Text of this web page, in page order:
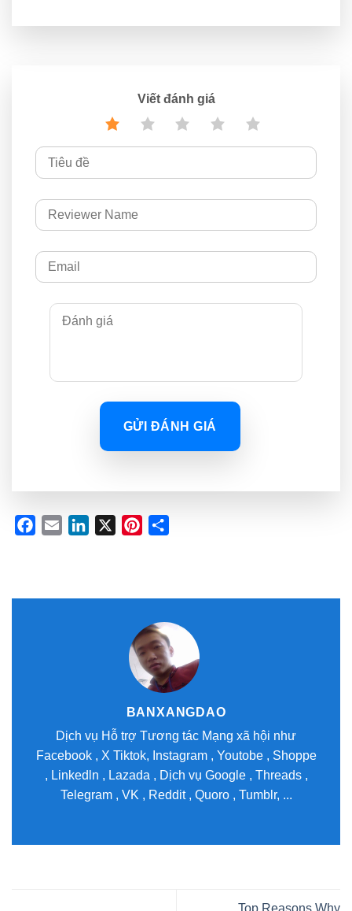
Viết đánh giá
GỬI ĐÁNH GIÁ
Facebook
Email LinkedIn Pinterest
BANXANGDAO
Dịch vụ Hỗ trợ Tương tác Mạng xã hội như
Facebook , X Tiktok, Instagram , Youtobe , Shoppe
, Linkedln , Lazada , Dịch vụ Google , Threads ,
Telegram , VK , Reddit , Quoro , Tumblr, ...
Top Reasons Why